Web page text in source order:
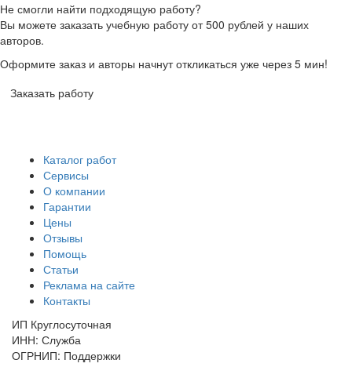
Не смогли найти подходящую работу?
Вы можете заказать учебную работу от 500 рублей у наших
авторов.
Оформите заказ и авторы начнут откликаться уже через 5 мин!
Заказать работу
Каталог работ
Сервисы
О компании
Гарантии
Цены
Отзывы
Помощь
Статьи
Реклама на сайте
Контакты
ИП Круглосуточная
ИНН: Служба
ОГРНИП: Поддержки